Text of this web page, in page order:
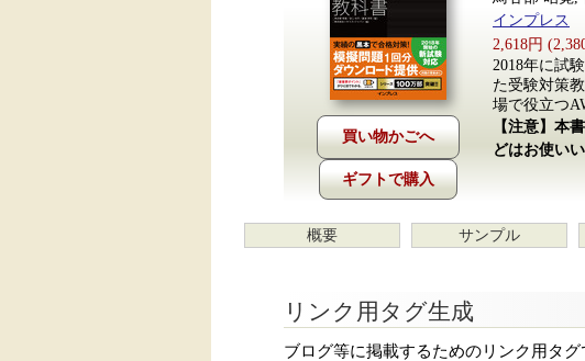
ギフトで購入
インプレス
2,618円
2018年に試
た受験対策
場で役立つ
【注意】本
どはお使い
概要 サンプル
リンク用タグ生成
ブログ等に掲載するためのリンク用タ